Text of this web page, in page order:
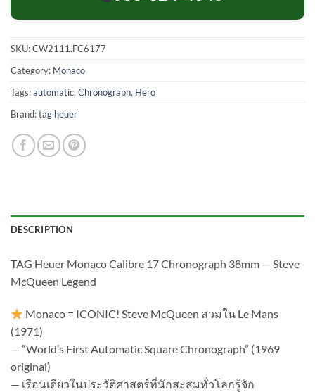
SKU:CW2111.FC6177
Category: Monaco
Tags:automatic,Chronograph, Hero
Brand:tag heuer
DESCRIPTION
TAG Heuer Monaco Calibre 17 Chronograph 38mm — Steve
McQueen Legend
Monaco = ICONIC! Steve McQueen สวมใน Le Mans
(1971)
— “World’s First Automatic Square Chronograph” (1969
original)
— เรือนเดียวในประวัติศาสตร์ที่นักสะสมทั่วโลกรู้จัก